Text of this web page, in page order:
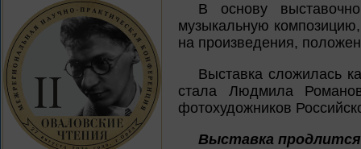
В основу
музыкальную
на произведения,
Выставка сложилась
стала Людмила
фотохудожников
Выставка